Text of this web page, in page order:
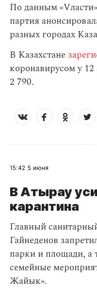
По данным
партия
разных городах
В Казахстане
коронавирусом у
2 790.
15:42 5 июня
В Атырау
карантина
Главный
Гайнеденов
парки и площади, а
семейные
Жайык».